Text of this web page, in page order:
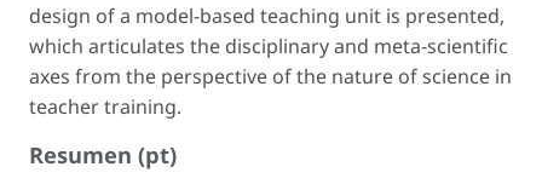
design of a model-based teaching unit is presented,
which articulates the disciplinary and meta-scientific
axes from the perspective of the nature of science in
teacher training.
Resumen (pt)